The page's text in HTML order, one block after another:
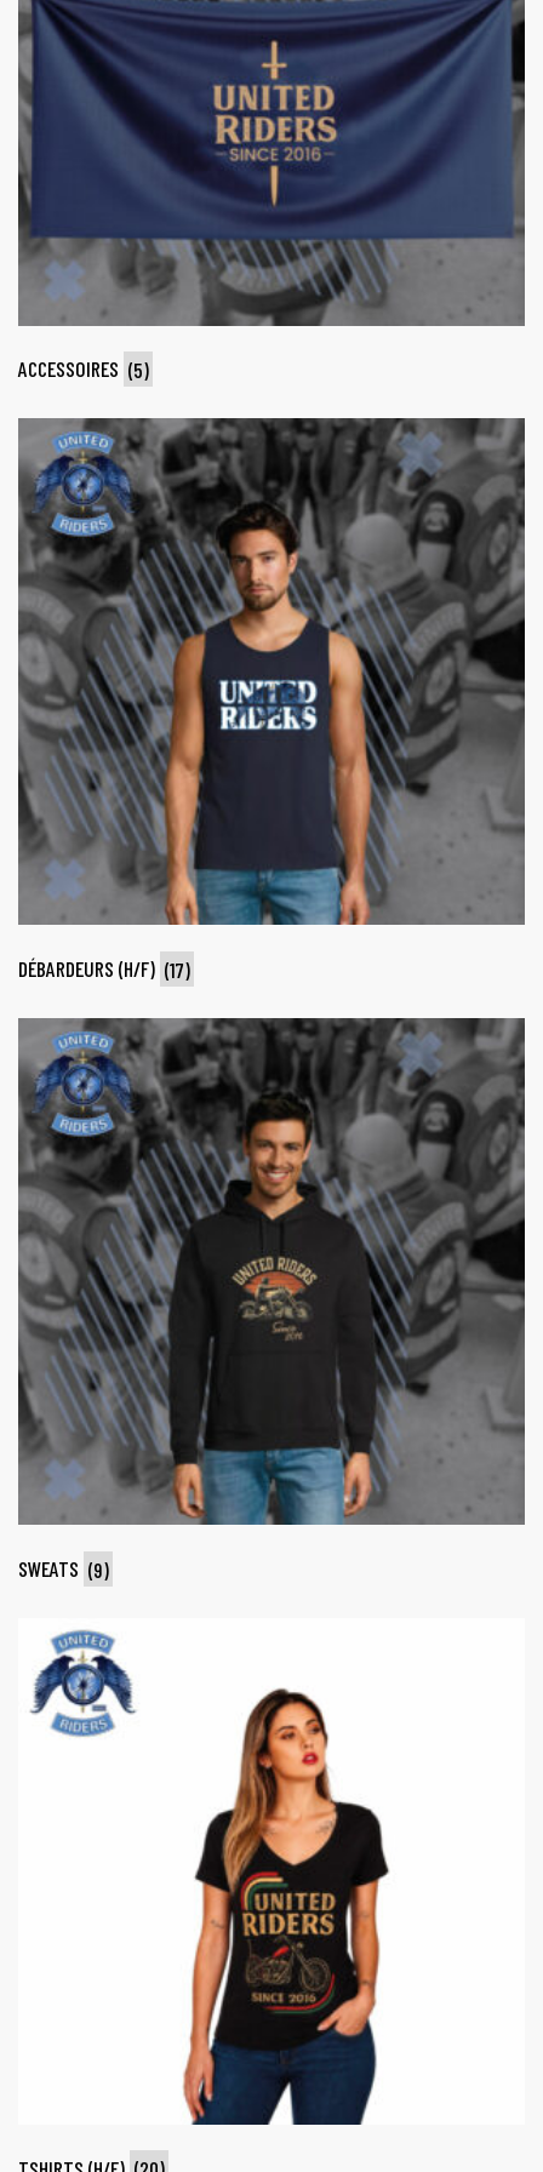
ACCESSOIRES (5)
DÉBARDEURS (H/F) (17)
SWEATS (9)